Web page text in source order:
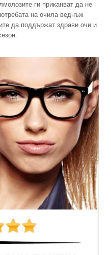
ги приканват да не
на очила веднъж
да поддържат здрави очи и